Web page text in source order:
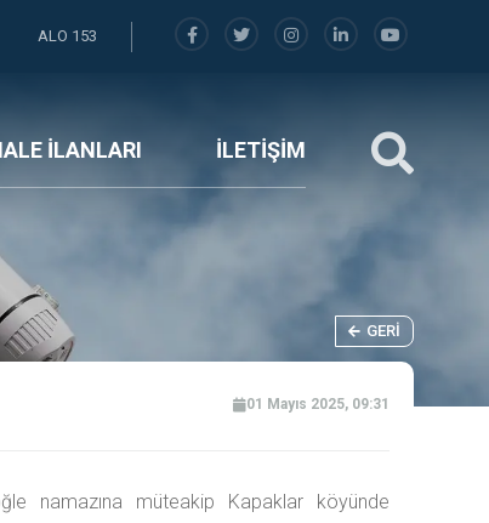
ALO 153
İLANLARI İLETİŞİM
GERI
01 Mayıs 2025, 09:31
namazına müteakip Kapaklar köyünde